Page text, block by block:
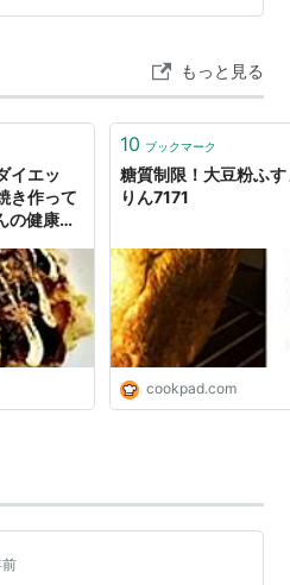
ズから出ている低糖質のホッ
夫がされています。正直、食
ていませんでしたが…
もっと見る
イエッ
き作って
の健康ひ
10 ブックマーク
糖質制限！大豆粉ふ
りん7171
cookpad.com